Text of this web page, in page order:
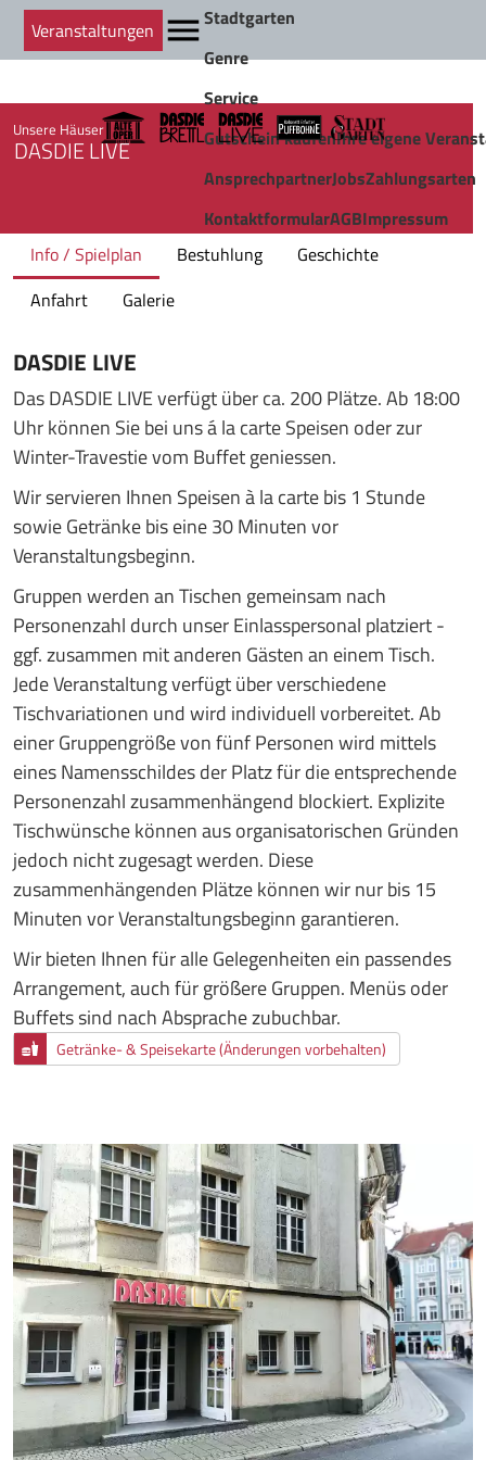
Veranstaltungen
Stadtgarten
Genre
Service
Gutschein kaufenIhre eigene
AnsprechpartnerJobsZahlungsarten
KontaktformularAGBImpressum
Unsere Häuser
DASDIE LIVE
Info / Spielplan Bestuhlung
Geschichte
Anfahrt
Galerie
DASDIE LIVE
Das DASDIE LIVE verfügt über ca. 200 Plätze. Ab 18:00
Uhr können Sie bei uns á la carte Speisen oder zur
Winter-Travestie vom Buffet geniessen.
Wir servieren Ihnen Speisen à la carte bis 1 Stunde
sowie Getränke bis eine 30 Minuten vor
Veranstaltungsbeginn.
Gruppen werden an Tischen gemeinsam nach
Personenzahl durch unser Einlasspersonal platziert -
ggf. zusammen mit anderen Gästen an einem Tisch.
Jede Veranstaltung verfügt über verschiedene
Tischvariationen und wird individuell vorbereitet. Ab
einer Gruppengröße von fünf Personen wird mittels
eines Namensschildes der Platz für die entsprechende
Personenzahl zusammenhängend blockiert. Explizite
Tischwünsche können aus organisatorischen Gründen
jedoch nicht zugesagt werden. Diese
zusammenhängenden Plätze können wir nur bis 15
Minuten vor Veranstaltungsbeginn garantieren.
Wir bieten Ihnen für alle Gelegenheiten ein passendes
Arrangement, auch für größere Gruppen. Menüs oder
Buffets sind nach Absprache zubuchbar.
Getränke- & Speisekarte (Änderungen vorbehalten)